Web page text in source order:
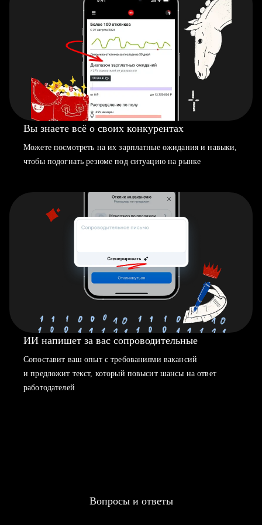
Вы знаете всё о своих конкурентах
Можете посмотреть на их зарплатные ожидания и навыки,
чтобы подогнать резюме под ситуацию на рынке
ИИ напишет за вас сопроводительные
Сопоставит ваш опыт с требованиями вакансий
и предложит текст, который повысит шансы на ответ
работодателей
Вопросы и ответы